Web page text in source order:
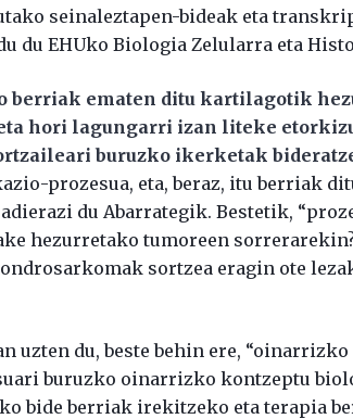
seinaleztapen-bideak eta
du EHUko Biologia Zelularra eta
berriak ematen ditu kartilagotik
hori lagungarri izan liteke
buruzko ikerketak
prozesua, eta, beraz, itu berriak
adierazi du Abarrategik. Bestetik,
hezurretako tumoreen
sortzea eragin ote
uzten du, beste behin ere,
buruzko oinarrizko kontzeptu
bide berriak irekitzeko eta terapia